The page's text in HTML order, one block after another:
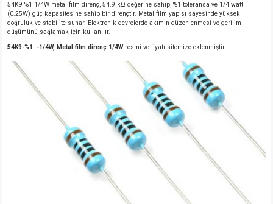
54K9 %1 1/4W metal film direnç, 54.9 kΩ değerine sahip, %1 toleransa ve 1/4 watt
(0.25W) güç kapasitesine sahip bir dirençtir. Metal film yapısı sayesinde yüksek
doğruluk ve stabilite sunar. Elektronik devrelerde akımın düzenlenmesi ve gerilim
düşümünü sağlamak için kullanılır.
54K9-%1 -1/4W, Metal film direnç 1/4Wresmi ve fiyatı sitemize eklenmiştir.